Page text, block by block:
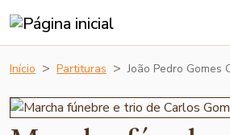
Início Partituras João Pedro Gomes